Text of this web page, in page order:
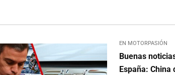
EN MOTORPASIÓN
Buenas
España: